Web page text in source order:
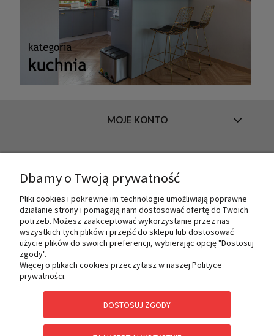
MOJE KONTO
O NAS
PŁATNOŚCI I DOSTAWA
POMOC
Dbamy o Twoją prywatność
Pliki cookies i pokrewne im technologie umożliwiają poprawne
działanie strony i pomagają nam dostosować ofertę do Twoich
potrzeb. Możesz zaakceptować wykorzystanie przez nas
wszystkich tych plików i przejść do sklepu lub dostosować
użycie plików do swoich preferencji, wybierając opcję "Dostosuj
zgody".
Więcej o plikach cookies przeczytasz w naszej Polityce
prywatności.
DOSTOSUJ ZGODY